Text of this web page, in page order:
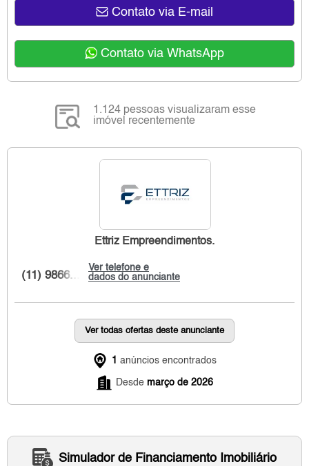
Contato via E-mail
Contato via WhatsApp
1.124 pessoas visualizaram esse
imóvel recentemente
Ettriz Empreendimentos.
Ver telefone e
dados do anunciante
(11) 9866...
Ver todas ofertas deste anunciante
1 anúncios encontrados
Desde março de 2026
Simulador de Financiamento Imobiliário